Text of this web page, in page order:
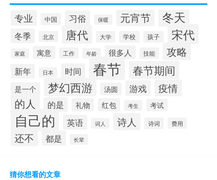
专业 中国 习俗 保暖 元宵节 冬天
冬季 北京 唐代 大学 学校 孩子 宋代
家庭 寓意 工作 年龄 很多人 技能 攻略
新年 日本 时间 春节 春节期间
是一个 梦幻西游 汤圆 游戏 疫情
的人 的是 礼物 红包 考生 考试
自己的 英语 词人 诗人 诗词 费用
还不 都是 长辈
猜你想看的文章